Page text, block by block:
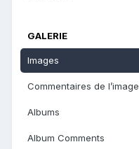
GALERIE
Images
Commentaires de l’image
Albums
Album Comments